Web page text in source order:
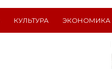
КУЛЬТУРА ЭКОНОМИКА